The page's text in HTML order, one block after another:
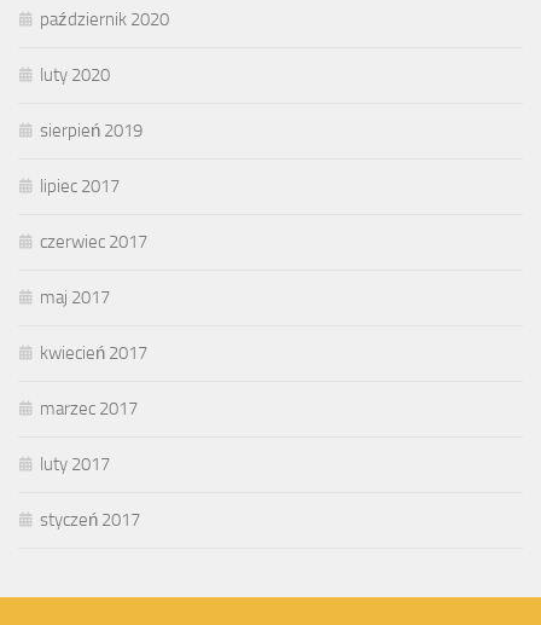
październik 2020
luty 2020
sierpień 2019
lipiec 2017
czerwiec 2017
maj 2017
kwiecień 2017
marzec 2017
luty 2017
styczeń 2017